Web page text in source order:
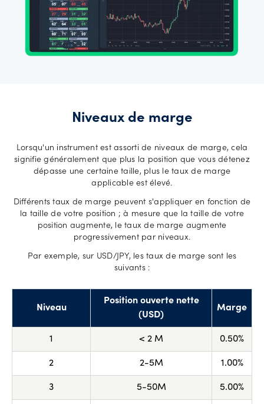
Explore
Connexion
Niveaux de marge
Lorsqu'un instrument est assorti de niveaux de marge, cela
signifie généralement que plus la position que vous détenez
dépasse une certaine taille, plus le taux de marge
applicable est élevé.
Différents taux de marge peuvent s'appliquer en fonction de
la taille de votre position ; à mesure que la taille de votre
position augmente, le taux de marge augmente
progressivement par niveaux.
Par exemple, sur USD/JPY, les taux de marge sont les
suivants :
Niveau
Position ouverte nette
(USD)
Marge
1 < 2 M 0.50%
2 2-5M 1.00%
3 5-50M 5.00%